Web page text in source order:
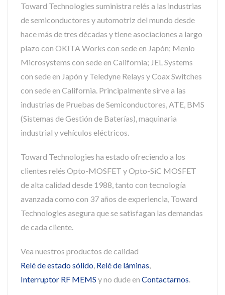
Toward Technologies suministra relés a las industrias
de semiconductores y automotriz del mundo desde
hace más de tres décadas y tiene asociaciones a largo
plazo con OKITA Works con sede en Japón; Menlo
Microsystems con sede en California; JEL Systems
con sede en Japón y Teledyne Relays y Coax Switches
con sede en California. Principalmente sirve a las
industrias de Pruebas de Semiconductores, ATE, BMS
(Sistemas de Gestión de Baterías), maquinaria
industrial y vehículos eléctricos.
Toward Technologies ha estado ofreciendo a los
clientes relés Opto-MOSFET y Opto-SiC MOSFET
de alta calidad desde 1988, tanto con tecnología
avanzada como con 37 años de experiencia, Toward
Technologies asegura que se satisfagan las demandas
de cada cliente.
Vea nuestros productos de calidad
Relé de estado sólido, Relé de láminas,
Interruptor RF MEMS y no dude en Contactarnos.